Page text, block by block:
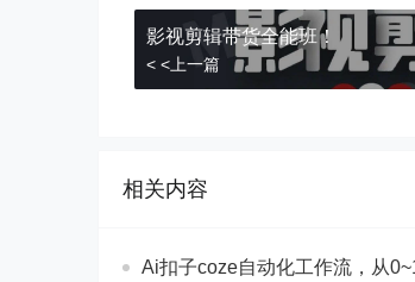
影视剪辑带货全能班！
< <上一篇
相关内容
Ai扣子coze自动化工作流，从